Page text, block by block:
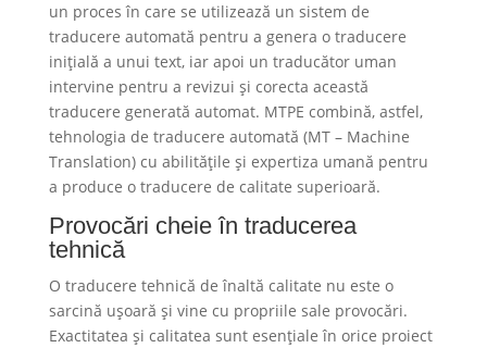
un proces în care se utilizează un sistem de
traducere automată pentru a genera o traducere
inițială a unui text, iar apoi un traducător uman
intervine pentru a revizui și corecta această
traducere generată automat. MTPE combină, astfel,
tehnologia de traducere automată (MT – Machine
Translation) cu abilitățile și expertiza umană pentru
a produce o traducere de calitate superioară.
Provocări cheie în traducerea
tehnică
O traducere tehnică de înaltă calitate nu este o
sarcină ușoară și vine cu propriile sale provocări.
Exactitatea și calitatea sunt esențiale în orice proiect